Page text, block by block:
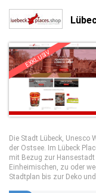
EXKLUSIV
Die Stadt Lübeck, Unesco
der Ostsee. Im Lübeck
mit Bezug zur Hansestadt
Einheimischen, zu oder
Stadtplan bis zur Deko